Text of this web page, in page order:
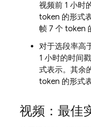
视频前 1 小时
token 的形式
帧 7 个 token
对于选段率高
1 小时的时间
式表示。其余
token 的形式表
视频：最佳